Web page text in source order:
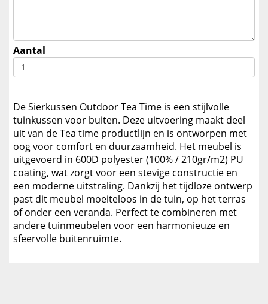
Aantal
De Sierkussen Outdoor Tea Time is een stijlvolle
tuinkussen voor buiten. Deze uitvoering maakt deel
uit van de Tea time productlijn en is ontworpen met
oog voor comfort en duurzaamheid. Het meubel is
uitgevoerd in 600D polyester (100% / 210gr/m2) PU
coating, wat zorgt voor een stevige constructie en
een moderne uitstraling. Dankzij het tijdloze ontwerp
past dit meubel moeiteloos in de tuin, op het terras
of onder een veranda. Perfect te combineren met
andere tuinmeubelen voor een harmonieuze en
sfeervolle buitenruimte.